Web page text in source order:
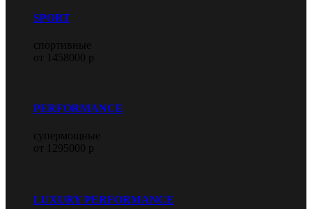
SPORT
спортивные
от 1458000 р
PERFORMANCE
супермощные
от 1295000 р
LUXURY PERFORMANCE